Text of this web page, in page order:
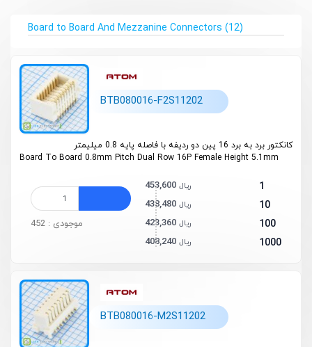
Board to Board And Mezzanine Connectors (12)
BTB080016-F2S11202
کانکتور برد به برد 16 پین دو ردیفه با فاصله پایه 0.8 میلیمتر
Board To Board 0.8mm Pitch Dual Row 16P Female Height 5.1mm
1
453,600 ریال
10
438,480 ریال
100
423,360 ریال
1000
408,240 ریال
موجودی : 452
BTB080016-M2S11202